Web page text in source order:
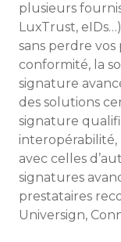
plusieurs
LuxTrust,
sans perdre
conformité, la
signature
des solutions
signature
interopérabilité,
avec celles
signatures
prestataires
Universign,